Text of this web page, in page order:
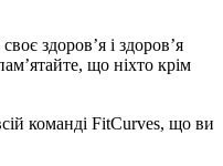
здоров’я і здоров’я
що ніхто крім
команді FitCurves, що ви